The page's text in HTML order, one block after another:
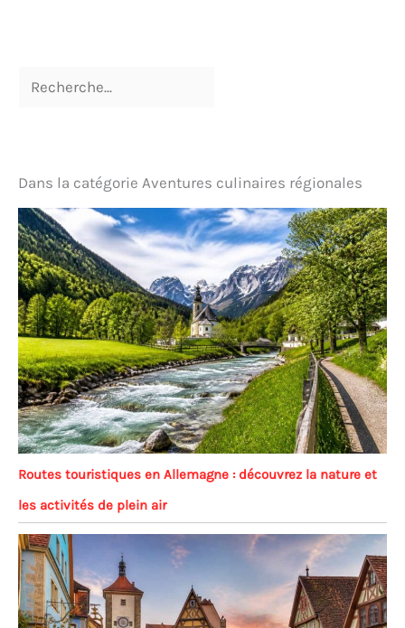
Dans la catégorie Aventures culinaires régionales
Routes touristiques en Allemagne : découvrez la nature et
les activités de plein air